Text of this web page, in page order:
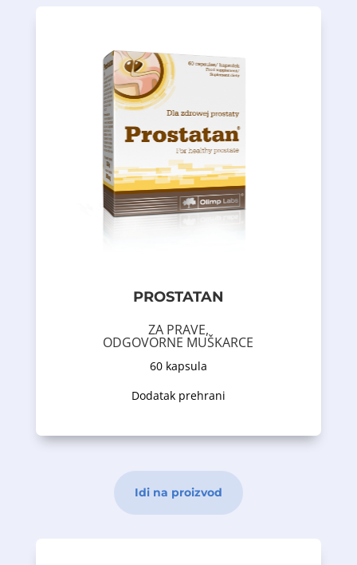
PROSTATAN
ZA PRAVE,
ODGOVORNE MUŠKARCE
60 kapsula
Dodatak prehrani
Prostatan je dodatak prehrani koji
sadrži sastav biljnih ekstrakata
bundeve i kopriva) obogaćen
- testerasta palma - učestvuje u
održavanju pravilnih funkcija
urinarnog trakta kod muškaraca;
- sjemenke bundeve i kopriva -
doprinose održavanju normalnih
funkcija prostate;
- cink - pomaže u održavanju
odgovarajućeg nivoa testosterona u
Idi na proizvod